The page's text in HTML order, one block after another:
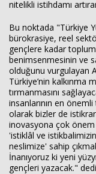
nitelikli istihdamı
Bu noktada "Türkiye
bürokrasiye, reel
gençlere kadar
benimsenmesinin ve
olduğunu vurgulayan
Türkiye’nin kalkınma
tırmanmasını
insanlarının en
olarak bizler de
inovasyona çok önem
'istiklâl ve
neslimize' sahip
İnanıyoruz ki yeni
gençleri yazacak."